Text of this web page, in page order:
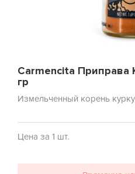
Carmencita Приправа
гр
Измельченный корень
Цена за 1 шт.